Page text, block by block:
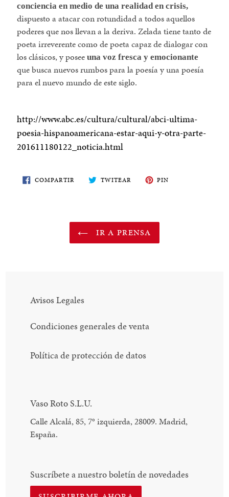
conciencia en medio de una realidad en crisis,
dispuesto a atacar con rotundidad a todos aquellos
poderes que nos llevan a la deriva. Zelada tiene tanto de
poeta irreverente como de poeta capaz de dialogar con
los clásicos, y poseeuna voz fresca y emocionante
que busca nuevos rumbos para la poesía y una poesía
para el nuevo mundo de este siglo.
http://www.abc.es/cultura/cultural/abci-ultima-
poesia-hispanoamericana-estar-aqui-y-otra-parte-
201611180122_noticia.html
COMPARTIR COMPARTE
EN
TWITEAR TWITEA
EN
PIN
IR A PRENSA
Avisos Legales
Condiciones generales de venta
Política de protección de datos
Vaso Roto S.L.U.
Calle Alcalá, 85, 7° izquierda, 28009. Madrid,
España.
Suscríbete a nuestro boletín de novedades